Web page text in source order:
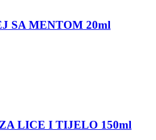
SA MENTOM 20ml
LICE I TIJELO 150ml